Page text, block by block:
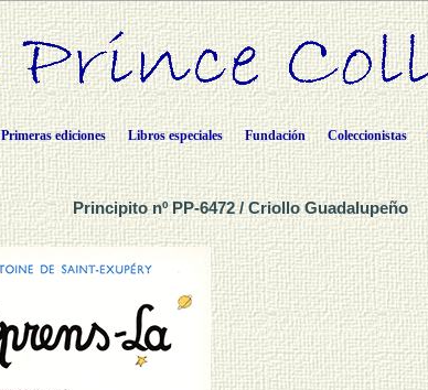
Primeras ediciones Libros especiales Fundación Coleccionistas
Principito nº PP-6472 / Criollo Guadalupeño